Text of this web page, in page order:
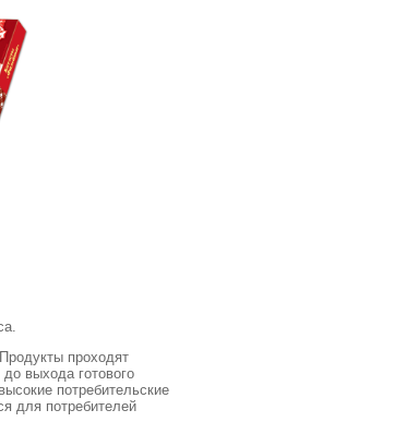
проходят
выхода готового
потребительские
для потребителей